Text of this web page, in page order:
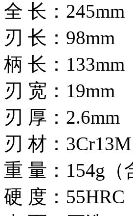
全 长：245mm
刃 长：98mm
柄 长：133mm
刃 宽：19mm
刃 厚：2.6mm
刃 材：3Cr13M
重 量：154g（
硬 度：55HRC